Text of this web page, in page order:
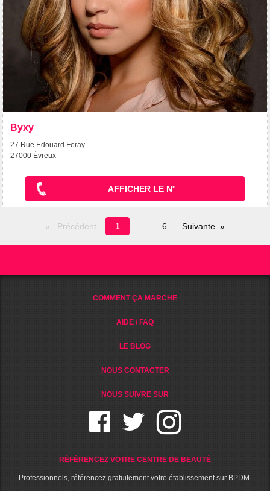
Byxy
27 Rue Edouard Feray
27000 Évreux
AFFICHER LE N°
Précédent
Page
en
1 6 Suivante
COMMENT ÇA MARCHE
AIDE / FAQ
LE BLOG
NOUS CONTACTER
NOUS SUIVRE SUR
RÉFÉRENCEZ VOTRE CENTRE DE BEAUTÉ
Professionnels, référencez gratuitement votre établissement sur BPDM.